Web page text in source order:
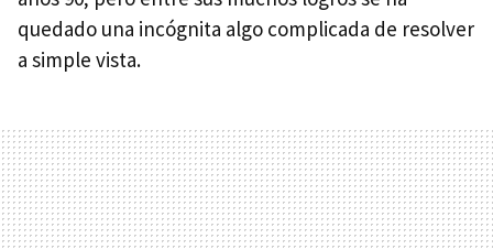
quedado una incógnita algo complicada de resolver
a simple vista.